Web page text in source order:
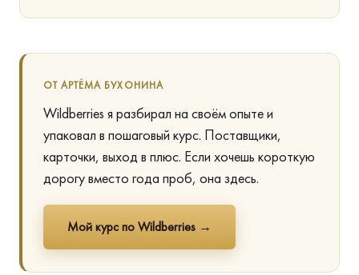
ОТ АРТЁМА БУХОНИНА
Wildberries я разбирал на своём опыте и
упаковал в пошаговый курс. Поставщики,
карточки, выход в плюс. Если хочешь короткую
дорогу вместо года проб, она здесь.
Мой курс по Wildberries →